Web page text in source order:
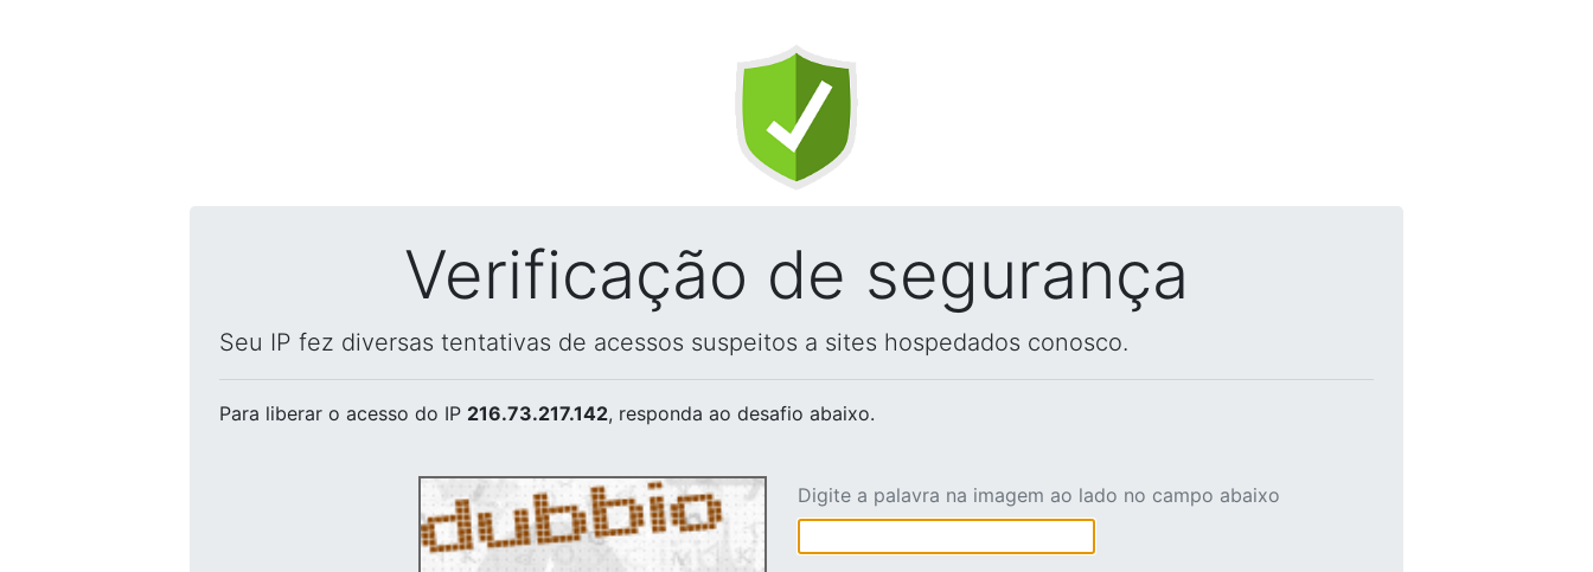
Verificação de segurança
Seu IP fez diversas tentativas de acessos suspeitos a sites hospedados conosco.
Para liberar o acesso do IP 216.73.217.142, responda ao desafio abaixo.
Digite a palavra na imagem ao lado no campo abaixo